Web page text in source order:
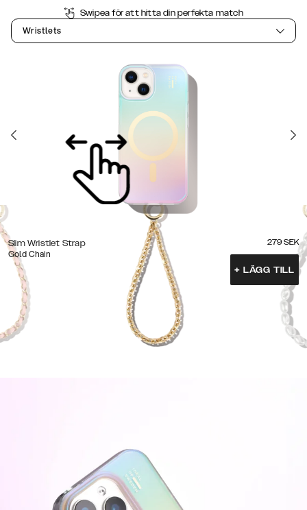
Swipea för att hitta din perfekta match
Wristlets
Slim Wristlet Strap
Gold Chain
279 SEK
+ LÄGG TILL